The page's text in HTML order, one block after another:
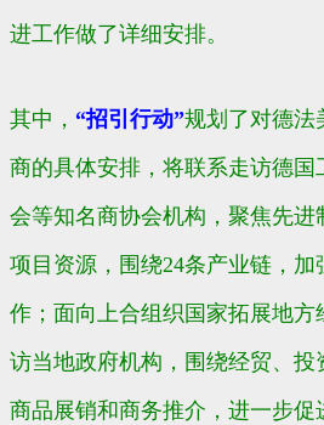
进工作做了详细安排。
其中， “招引行动”规划了对德法
商的具体安排，将联系走访德
会等知名商协会机构，聚焦先
项目资源，围绕24条产业链，
作；面向上合组织国家拓展地
访当地政府机构，围绕经贸、
商品展销和商务推介，进一步